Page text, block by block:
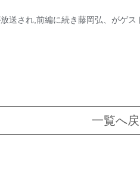
送され,前編に続き藤岡弘、がゲス
一覧へ